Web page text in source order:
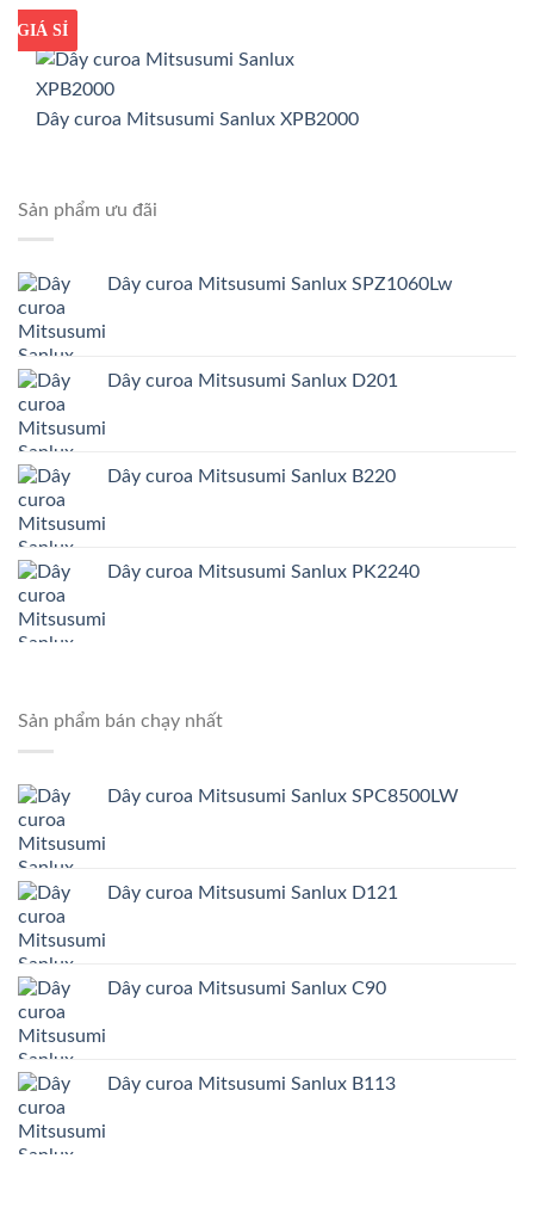
GIÁ TỐT
GIÁ SỈ
Dây curoa Mitsusumi Sanlux XPB2000
Sản phẩm ưu đãi
Dây curoa Mitsusumi Sanlux SPZ1060Lw
Dây curoa Mitsusumi Sanlux D201
Dây curoa Mitsusumi Sanlux B220
Dây curoa Mitsusumi Sanlux PK2240
Sản phẩm bán chạy nhất
Dây curoa Mitsusumi Sanlux SPC8500LW
Dây curoa Mitsusumi Sanlux D121
Dây curoa Mitsusumi Sanlux C90
Dây curoa Mitsusumi Sanlux B113